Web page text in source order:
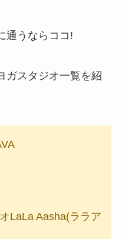
通うならココ!
ガスタジオ一覧を紹
LaLa Aasha(ララア